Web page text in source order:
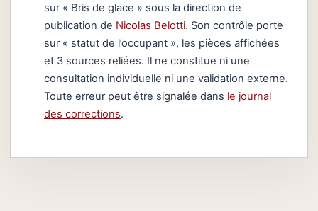
sur « Bris de glace » sous la direction de
publication de Nicolas Belotti. Son contrôle porte
sur « statut de l’occupant », les pièces affichées
et 3 sources reliées. Il ne constitue ni une
consultation individuelle ni une validation externe.
Toute erreur peut être signalée dans le journal
des corrections.